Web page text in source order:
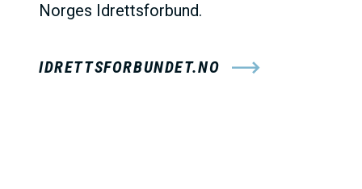
Norges Idrettsforbund.
IDRETTSFORBUNDET.NO